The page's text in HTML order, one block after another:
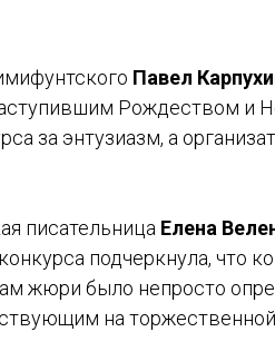
Павел
Рождеством и
за энтузиазм, а
писательница Елена
подчеркнула, что
жюри было непросто
на